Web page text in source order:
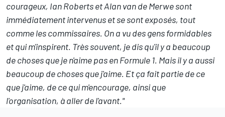
courageux, Ian Roberts et Alan van de Merwe sont
immédiatement intervenus et se sont exposés, tout
comme les commissaires. On a vu des gens formidables
et qui m'inspirent. Très souvent, je dis qu'il y a beaucoup
de choses que je n'aime pas en Formule 1. Mais il y a aussi
beaucoup de choses que j'aime. Et ça fait partie de ce
que j'aime, de ce qui m'encourage, ainsi que
l'organisation, à aller de l'avant."